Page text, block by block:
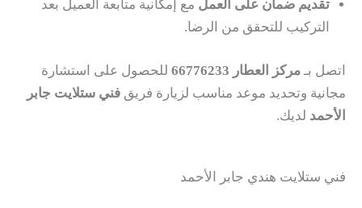
تقديم ضمان على العمل مع إمكانية متابعة العميل بعد
التركيب للتحقق من الرضا.
اتصل بـ مركز العطار 66776233
للحصول على استشارة
مجانية وتحديد موعد مناسب لزيارة فريق فني ستلايت جابر
الأحمد لديك.
فني ستلايت هندي جابر الأحمد